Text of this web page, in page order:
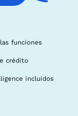
funciones
crédito
incluidos